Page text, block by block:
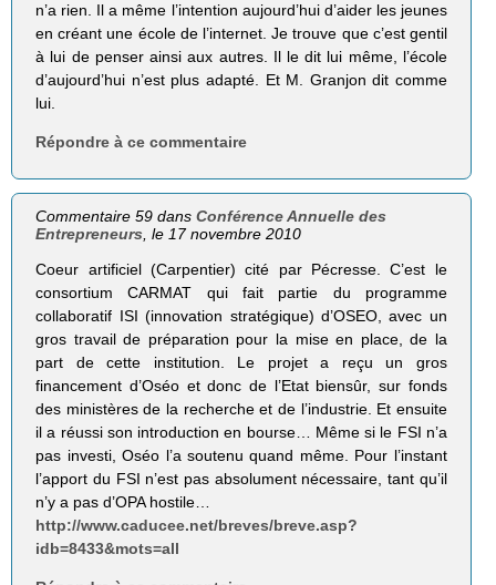
n’a rien. Il a même l’intention aujourd’hui d’aider les jeunes
en créant une école de l’internet. Je trouve que c’est gentil
à lui de penser ainsi aux autres. Il le dit lui même, l’école
d’aujourd’hui n’est plus adapté. Et M. Granjon dit comme
lui.
Répondre à ce commentaire
Commentaire 59 dansConférence Annuelle des
Entrepreneurs, le 17 novembre 2010
Coeur artificiel (Carpentier) cité par Pécresse. C’est le
consortium CARMAT qui fait partie du programme
collaboratif ISI (innovation stratégique) d’OSEO, avec un
gros travail de préparation pour la mise en place, de la
part de cette institution. Le projet a reçu un gros
financement d’Oséo et donc de l’Etat biensûr, sur fonds
des ministères de la recherche et de l’industrie. Et ensuite
il a réussi son introduction en bourse… Même si le FSI n’a
pas investi, Oséo l’a soutenu quand même. Pour l’instant
l’apport du FSI n’est pas absolument nécessaire, tant qu’il
n’y a pas d’OPA hostile…
http://www.caducee.net/breves/breve.asp?
idb=8433&mots=all